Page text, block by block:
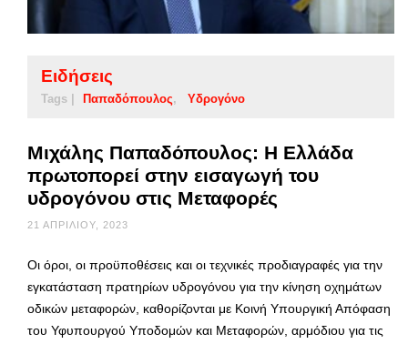
Ειδήσεις
Tags | Παπαδόπουλος Υδρογόνο
Μιχάλης Παπαδόπουλος: Η Ελλάδα
πρωτοπορεί στην εισαγωγή του
υδρογόνου στις Μεταφορές
21 ΑΠΡΙΛΊΟΥ, 2023
Οι όροι, οι προϋποθέσεις και οι τεχνικές προδιαγραφές για την
εγκατάσταση πρατηρίων υδρογόνου για την κίνηση οχημάτων
οδικών μεταφορών, καθορίζονται με Κοινή Υπουργική Απόφαση
του Υφυπουργού Υποδομών και Μεταφορών, αρμόδιου για τις